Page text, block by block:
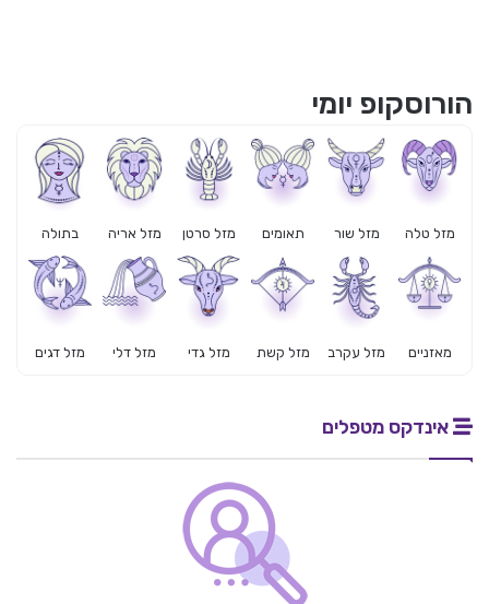
הורוסקופ יומי
מזל טלה מזל שור תאומים מזל סרטן מזל אריה בתולה
מאזניים מזל עקרב מזל קשת מזל גדי מזל דלי מזל דגים
אינדקס מטפלים